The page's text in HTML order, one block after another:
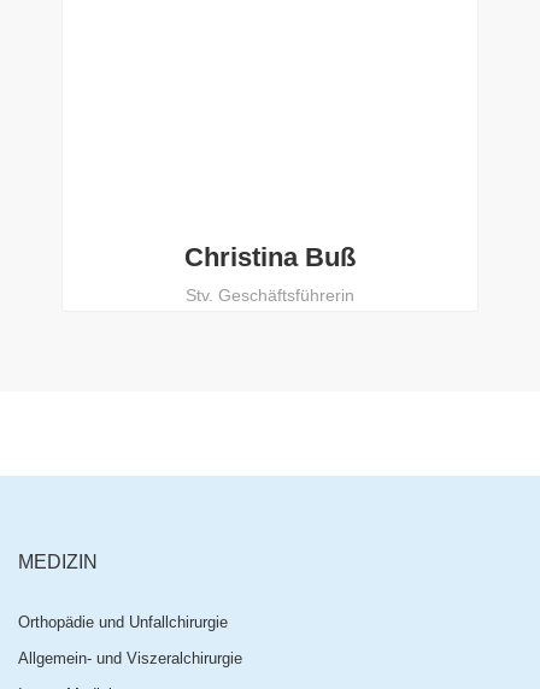
Christina Buß
Stv. Geschäftsführerin
MEDIZIN
Orthopädie und Unfallchirurgie
Allgemein- und Viszeralchirurgie